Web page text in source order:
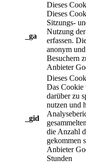
_ga
Dieses
Dieses
Sitzungs-
Nutzung
erfassen.
anonym
Besuchern
Anbieter
_gid
Dieses
Das Cookie
darüber zu
nutzen und
die Anzahl
gekommen
Anbieter
Stunden